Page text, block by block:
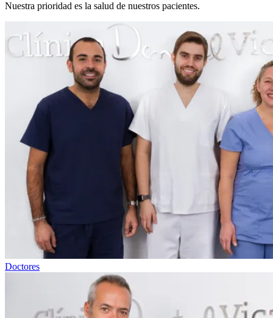
Nuestra prioridad es la salud de nuestros pacientes.
Doctores